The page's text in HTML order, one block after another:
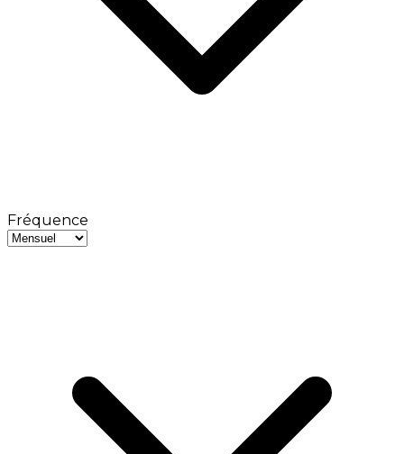
Fréquence